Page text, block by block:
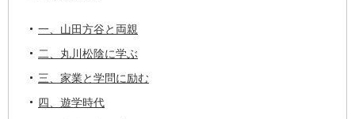
一、山田方谷と両親
二、丸川松陰に学ぶ
三、家業と学問に励む
四、遊学時代